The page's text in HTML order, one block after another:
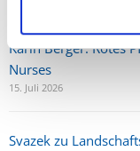
Karin Berger: Rotes
Nurses
15. Juli 2026
Svazek zu